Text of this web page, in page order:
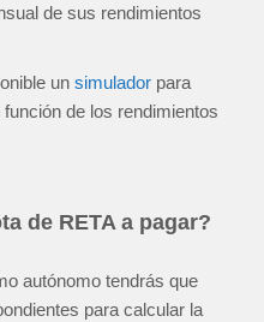
de sus rendimientos
un simulador para
de los rendimientos
de RETA a pagar?
autónomo tendrás que
para calcular la